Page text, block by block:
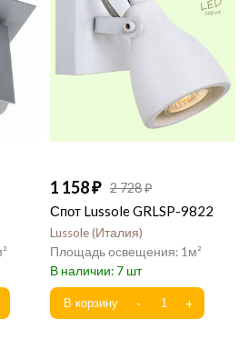
1 158 2 728
Спот Lussole GRLSP-9822
Lussole Италия
1
7